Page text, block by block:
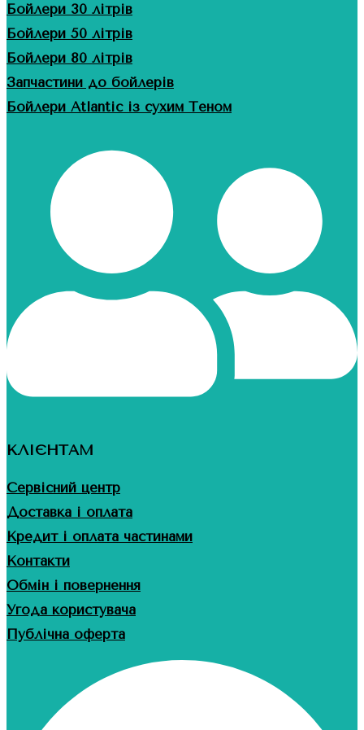
Бойлери 30 літрів
Бойлери 50 літрів
Бойлери 80 літрів
Запчастини до бойлерів
Бойлери Atlantic із сухим Теном
КЛІЄНТАМ
Сервісний центр
Доставка і оплата
Кредит і оплата частинами
Контакти
Обмін і повернення
Угода користувача
Публічна оферта